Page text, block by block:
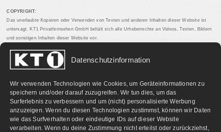
Datenschutzinformation
Wir verwenden Technologien wie Cookies, um Geräteinformationen zu
speichern und/oder darauf zuzugreifen. Wir tun dies, um das
Surferlebnis zu verbessern und um (nicht) personalisierte Werbung
anzuzeigen. Wenn du diesen Technologien zustimmst, können wir Daten
wie das Surfverhalten oder eindeutige IDs auf dieser Website
verarbeiten. Wenn du deine Zustimmung nicht erteilst oder zurückziehst,
COPYRIGHT:
Das unerlaubte Kopieren oder Verwenden von Texten und anderen Inhalten dieser Website ist
untersagt. KT1 Privatfernsehen GmbH behält sich alle Urheberrechte an Videos, Texten, Bildern
und sonstigen Inhalten dieser Website vor.
PARTNERLINKS: